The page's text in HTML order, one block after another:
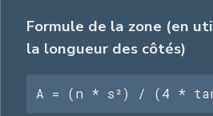
Formule de la zone (en
la longueur des côtés)
A = (n * s²) / (4 *